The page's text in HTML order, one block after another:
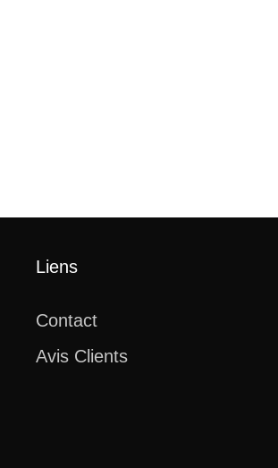
Liens
Contact
Avis Clients